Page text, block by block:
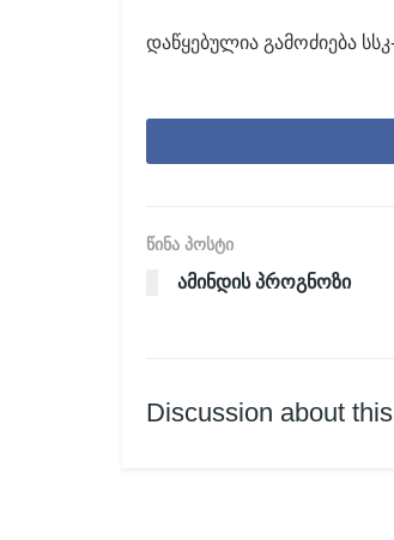
დაწყებულია გამოძიება
წინა პოსტი
ამინდის პროგნოზი
Discussion about